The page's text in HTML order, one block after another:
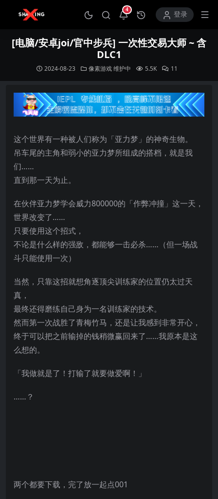
4
打开通知中心登录
[电脑/安卓joi/官中步兵] 一次性交易大师 ~ 含
DLC1
2024-08-23 像素游戏维护中 5.5K 11
这个世界有一种被人们称为「亚力梦」的神奇生物。
吊车尾的主角和弱小的亚力梦所组成的搭档，就是我
们……
直到那一天为止。
在伙伴亚力梦学会威力800000的「作弊冲撞」这一天，
世界改变了……
只要使用这个招式，
不论是什么样的强敌，都能够一击必杀……（但一场战
斗只能使用一次）
当然，只靠这招就想角逐顶尖训练家的位置仍太过天
真，
最终还得磨练自己身为一名训练家的技术。
然而第一次战胜了青梅竹马，还是让我感到非常开心，
终于可以把之前输掉的钱稍微赢回来了……我原本是这
么想的。
「我做就是了！打输了就要做爱啊！」
……？
两个都要下载，完了放一起点001